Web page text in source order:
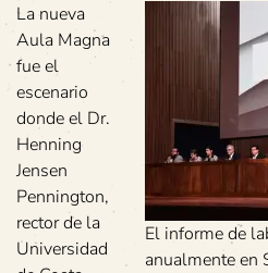
El informe de
anualmente en
La nueva
Aula Magna
fue el
escenario
donde el Dr.
Henning
Jensen
Pennington,
rector de la
Universidad